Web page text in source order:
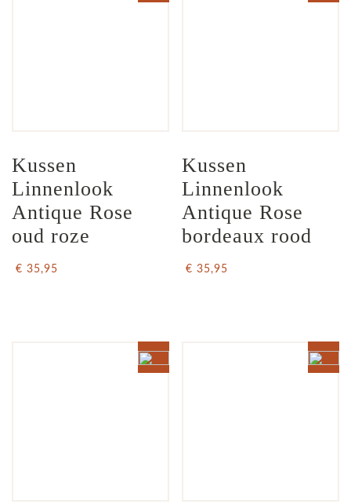
Kussen
Linnenlook
Antique Rose
oud roze
€ 35,95
Kussen
Linnenlook
Antique Rose
bordeaux rood
€ 35,95